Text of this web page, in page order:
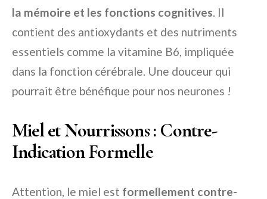
la mémoire et les fonctions cognitives. Il
contient des antioxydants et des nutriments
essentiels comme la vitamine B6, impliquée
dans la fonction cérébrale. Une douceur qui
pourrait être bénéfique pour nos neurones !
Miel et Nourrissons : Contre-
Indication Formelle
Attention, le miel est formellement contre-